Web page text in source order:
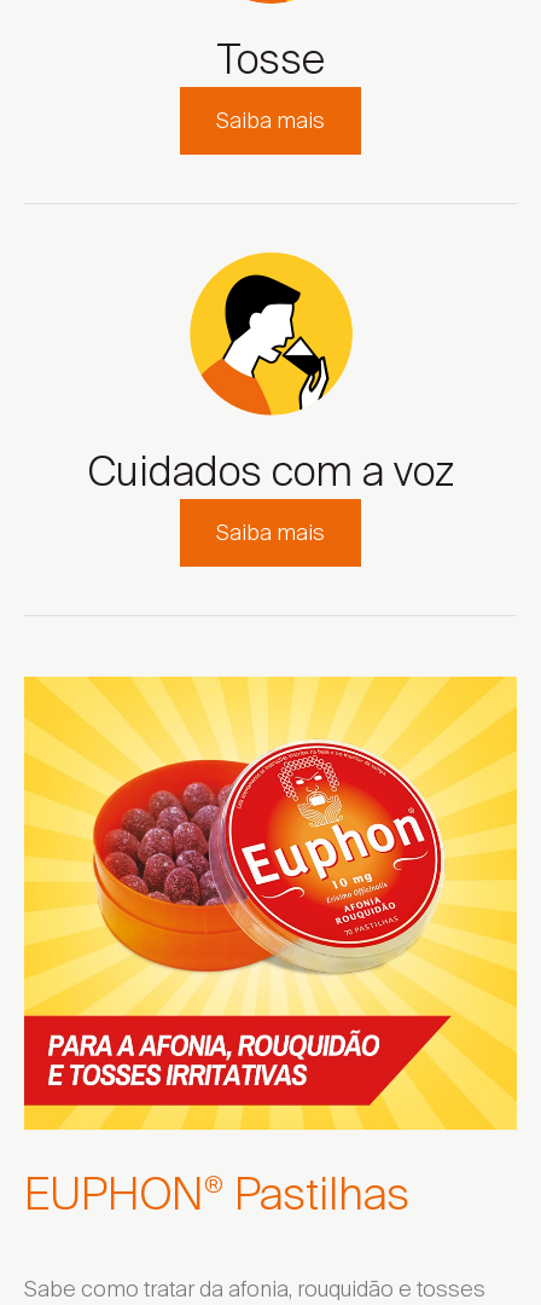
Tosse
Saiba mais
Cuidados com a voz
Saiba mais
EUPHON® Pastilhas
Sabe como tratar da afonia, rouquidão e tosses